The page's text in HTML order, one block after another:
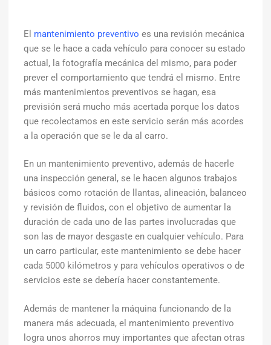
El mantenimiento preventivo es una revisión mecánica
que se le hace a cada vehículo para conocer su estado
actual, la fotografía mecánica del mismo, para poder
prever el comportamiento que tendrá el mismo. Entre
más mantenimientos preventivos se hagan, esa
previsión será mucho más acertada porque los datos
que recolectamos en este servicio serán más acordes
a la operación que se le da al carro.
En un mantenimiento preventivo, además de hacerle
una inspección general, se le hacen algunos trabajos
básicos como rotación de llantas, alineación, balanceo
y revisión de fluidos, con el objetivo de aumentar la
duración de cada uno de las partes involucradas que
son las de mayor desgaste en cualquier vehículo. Para
un carro particular, este mantenimiento se debe hacer
cada 5000 kilómetros y para vehículos operativos o de
servicios este se debería hacer constantemente.
Además de mantener la máquina funcionando de la
manera más adecuada, el mantenimiento preventivo
logra unos ahorros muy importantes que afectan otras